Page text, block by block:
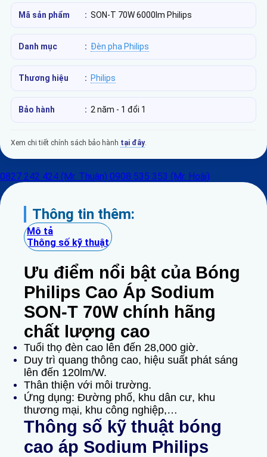
Mã sản phẩm : SON-T 70W 6000lm Philips
Danh mục : Đèn pha Philips
Thương hiệu : Philips
Bảo hành : 2 năm - 1 đổi 1
Xem chi tiết chính sách bảo hành tại đây.
0827 242 424 (Mr. Thuận) 0908 535 353 (Mr. Hoài)
Thông tin thêm:
Mô tả
Thông số kỹ thuật
Ưu điểm nổi bật của Bóng
Philips Cao Áp Sodium
SON-T 70W chính hãng
chất lượng cao
Tuổi thọ đèn cao lên đến 28,000 giờ.
Duy trì quang thông cao, hiệu suất phát sáng
lên đến 120lm/W.
Thân thiện với môi trường.
Ứng dụng: Đường phố, khu dân cư, khu
thương mại, khu công nghiệp,…
Thông số kỹ thuật bóng
cao áp Sodium Philips